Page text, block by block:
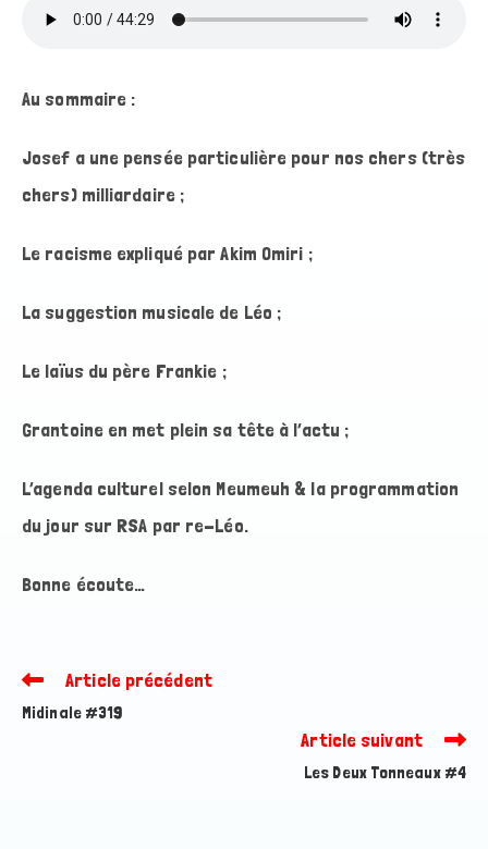
Au sommaire :
Josef a une pensée particulière pour nos chers (très
chers) milliardaire ;
Le racisme expliqué par Akim Omiri ;
La suggestion musicale de Léo ;
Le laïus du père Frankie ;
Grantoine en met plein sa tête à l’actu ;
L’agenda culturel selon Meumeuh & la programmation
du jour sur RSA par re-Léo.
Bonne écoute…
Read
articles
Article précédent
Midinale #319
Article suivant
Les Deux Tonneaux #4